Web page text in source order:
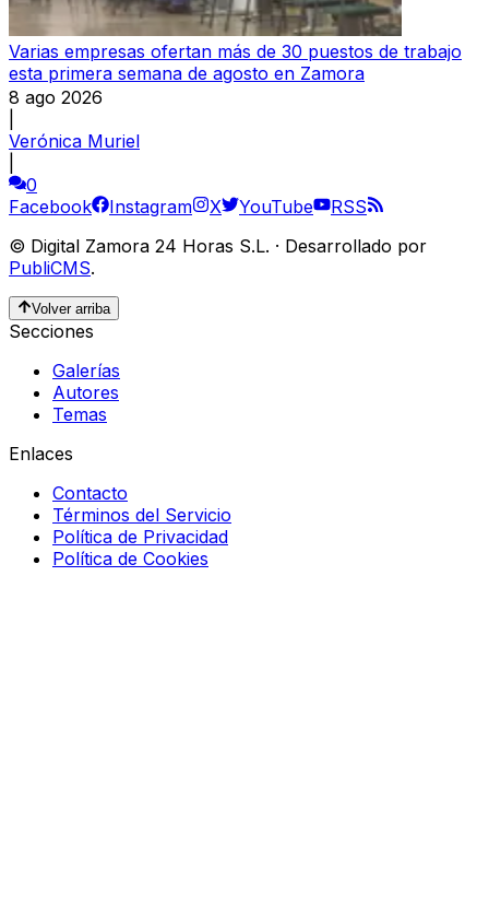
Varias empresas ofertan más de 30 puestos de trabajo
esta primera semana de agosto en Zamora
8 ago 2026
Verónica Muriel
0
Facebook
Instagram X YouTube
RSS
© Digital Zamora 24 Horas S.L. · Desarrollado por
PubliCMS.
Volver arriba
Secciones
Galerías
Autores
Temas
Enlaces
Contacto
Términos del Servicio
Política de Privacidad
Política de Cookies